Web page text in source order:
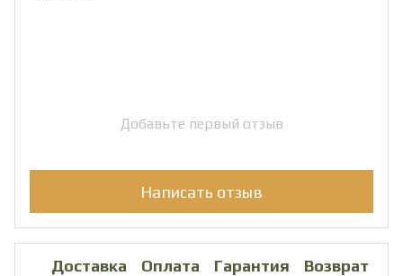
Добавьте первый отзыв
Написать отзыв
Доставка Оплата Гарантия Возврат